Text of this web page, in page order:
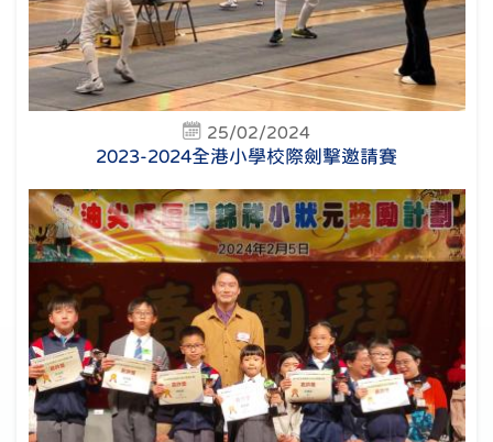
25/02/2024
2023-2024全港小學校際劍擊邀請賽